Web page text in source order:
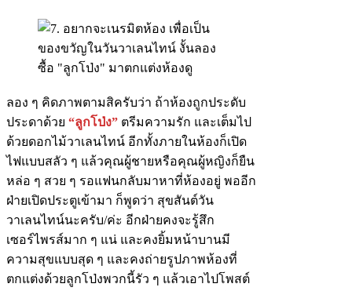
ลอง ๆ คิดภาพตามสิครับว่า ถ้าห้องถูกประดับ
ประดาด้วย “ลูกโป่ง” ตรีมความรัก และเต็มไป
ด้วยดอกไม้วาเลนไทน์ อีกทั้งภายในห้องก็เปิด
ไฟแบบสลัว ๆ แล้วคุณผู้ชายหรือคุณผู้หญิงก็ยืน
หล่อ ๆ สวย ๆ รอแฟนกลับมาหาที่ห้องอยู่ พออีก
ฝ่ายเปิดประตูเข้ามา ก็พูดว่า สุขสันต์วัน
วาเลนไทน์นะครับ/ค่ะ อีกฝ่ายคงจะรู้สึก
เซอร์ไพรส์มาก ๆ แน่ และคงยิ้มหน้าบานมี
ความสุขแบบสุด ๆ และคงถ่ายรูปภาพห้องที่
ตกแต่งด้วยลูกโป่งพวกนี้รัว ๆ แล้วเอาไปโพสต์